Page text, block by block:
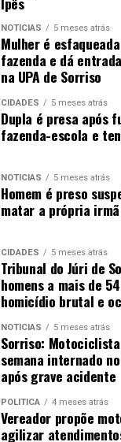
NOTÍCIAS 5 meses atrás
Mulher é
fazenda e dá
na UPA de Sorriso
CIDADES 5 meses atrás
Dupla é presa após
fazenda-escola e
NOTÍCIAS 5 meses atrás
Homem é preso
matar a própria irmã
CIDADES 5 meses atrás
Tribunal do Júri de
homens a mais de
homicídio brutal e
NOTÍCIAS 5 meses atrás
Sorriso:
semana internado
após grave acidente
POLÍTICA 4 meses atrás
Vereador propõe
agilizar